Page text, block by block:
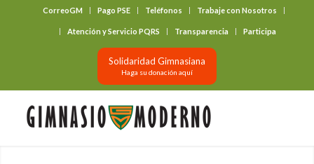
CorreoGM Pago PSE Teléfonos Trabaje con Nosotros
Atención y Servicio PQRS Transparencia Participa
Solidaridad Gimnasiana
Haga su donación aquí